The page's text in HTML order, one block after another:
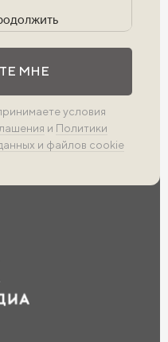
МНЕ
условия
и Политики
и файлов cookie